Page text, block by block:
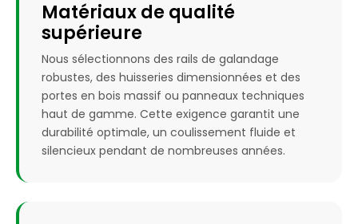
Matériaux de qualité
supérieure
Nous sélectionnons des rails de galandage
robustes, des huisseries dimensionnées et des
portes en bois massif ou panneaux techniques
haut de gamme. Cette exigence garantit une
durabilité optimale, un coulissement fluide et
silencieux pendant de nombreuses années.